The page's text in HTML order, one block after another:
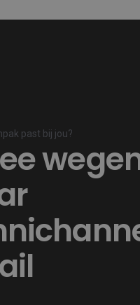
past bij jou?